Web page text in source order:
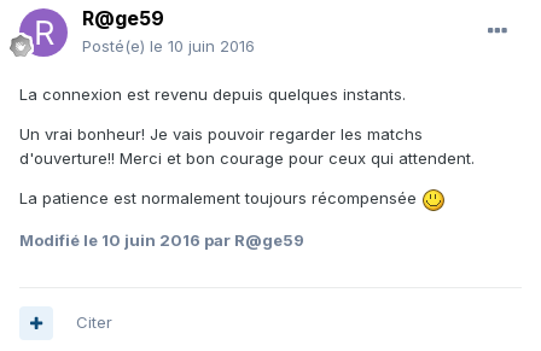
R@ge59
Posté(e) le 10 juin 2016
La connexion est revenu depuis quelques instants.
Un vrai bonheur! Je vais pouvoir regarder les matchs
d'ouverture!! Merci et bon courage pour ceux qui attendent.
La patience est normalement toujours récompensée
Modifié le 10 juin 2016 par R@ge59
Citer